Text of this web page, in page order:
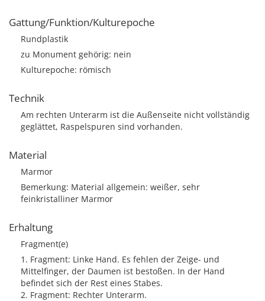
Gattung/Funktion/Kulturepoche
Rundplastik
zu Monument gehörig: nein
Kulturepoche: römisch
Technik
Am rechten Unterarm ist die Außenseite nicht vollständig
geglättet, Raspelspuren sind vorhanden.
Material
Marmor
Bemerkung: Material allgemein: weißer, sehr
feinkristalliner Marmor
Erhaltung
Fragment(e)
1. Fragment: Linke Hand. Es fehlen der Zeige- und
Mittelfinger, der Daumen ist bestoßen. In der Hand
befindet sich der Rest eines Stabes.
2. Fragment: Rechter Unterarm.